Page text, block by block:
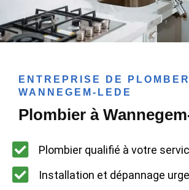
ENTREPRISE DE
WANNEGEM-LEDE
Plombier à
Plombier qualifié à votre
Installation et dépannage